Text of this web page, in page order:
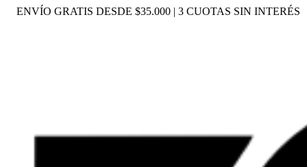
ENVÍO GRATIS DESDE $35.000 | 3 CUOTAS SIN INTERÉS